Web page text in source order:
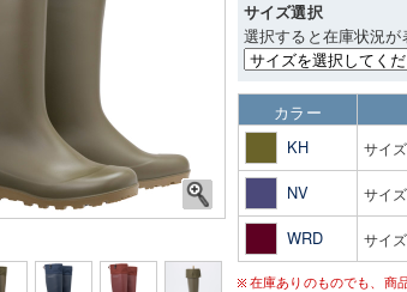
サイズ選択
選択すると在庫状況が
カラー
KH
サイ
NV サイ
WRD サイ
在庫ありのものでも、商